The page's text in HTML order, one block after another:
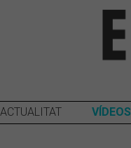
ACTUALITAT VÍDEOS